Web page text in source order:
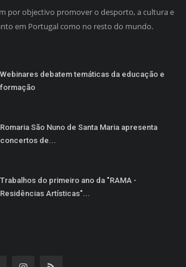
por objectivo promover o desporto, a cultura e
em Portugal como no resto do mundo.
Webinares debatem temáticas da educação e
formação
Romaria São Nuno de Santa Maria apresenta
concertos de...
Trabalhos do primeiro ano da "RAMA -
Residências Artísticas"...